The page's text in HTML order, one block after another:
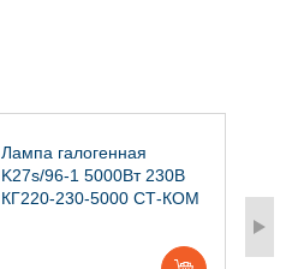
Лампа галогенная
K27s/96-1 5000Вт 230В
КГ220-230-5000 СТ-КОМ